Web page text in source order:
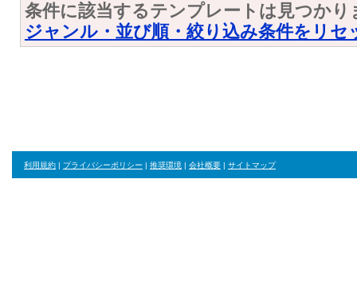
条件に該当するテンプレートは見つかり
ジャンル・並び順・絞り込み条件をリセ
利用規約 | プライバシーポリシー | 推奨環境 | 会社概要 | サイトマップ